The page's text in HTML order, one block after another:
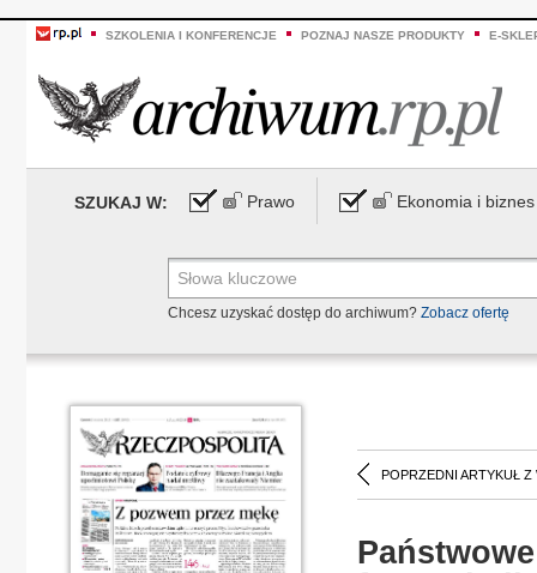
SZKOLENIA I KONFERENCJE POZNAJ NASZE PRODUKTY E-
SZUKAJ W: Prawo Ekonomia i biznes
Chcesz uzyskać dostęp do archiwum? Zobacz ofertę
POPRZEDNI ARTYKUŁ Z